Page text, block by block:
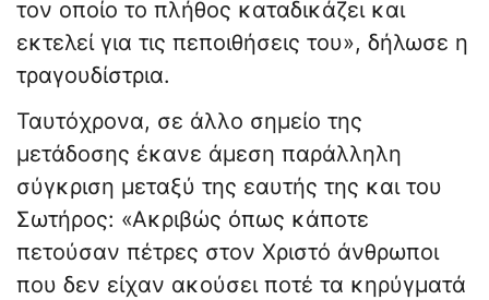
τον οποίο το πλήθος καταδικάζει και
εκτελεί για τις πεποιθήσεις του», δήλωσε η
τραγουδίστρια.
Ταυτόχρονα, σε άλλο σημείο της
μετάδοσης έκανε άμεση παράλληλη
σύγκριση μεταξύ της εαυτής της και του
Σωτήρος: «Ακριβώς όπως κάποτε
πετούσαν πέτρες στον Χριστό άνθρωποι
που δεν είχαν ακούσει ποτέ τα κηρύγματά